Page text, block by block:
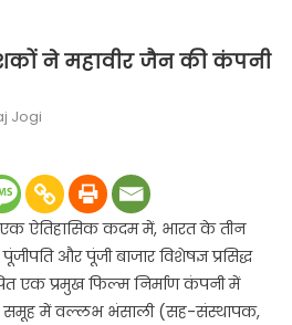
ने महावीर जैन की कंपनी
Jogi
ऐतिहासिक कदम में, भारत के तीन
और पूंजी बाजार विशेषज्ञ प्रसिद्ध
एक प्रमुख फिल्म निर्माण कंपनी में
समूह में वल्लभ भंसाली (सह-संस्थापक,